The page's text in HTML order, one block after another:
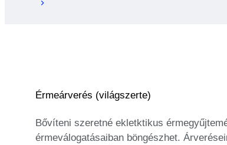
Érmeárverés (világszerte)
Bővíteni szeretné ekletktikus
érmeválogatásaiban böngészhet.